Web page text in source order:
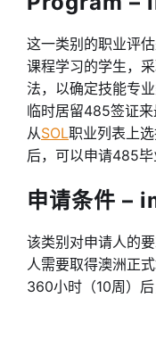
这一类别的职业评
课程学习的学生，
法，以确定技能专
临时居留485签证
从SOL职业列表上
后，可以申请485毕
申请条件 –
该类别对申请人的
人需要取得澳洲正
360小时（10周）后